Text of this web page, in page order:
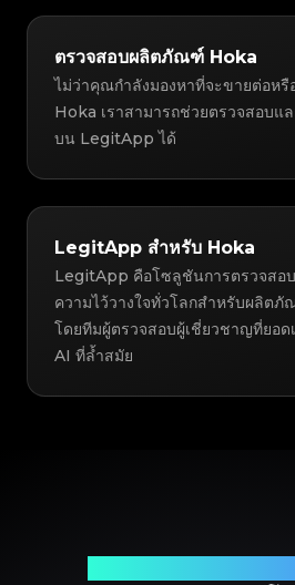
ตรวจสอบผลิตภัณฑ์ Hoka
ไม่ว่าคุณกำลังมองหาที่จะขายต่อห
Hoka เราสามารถช่วยตรวจสอบแ
บน LegitApp ได้
LegitApp สำหรับ Hoka
LegitApp คือโซลูชันการตรวจสอบ
ความไว้วางใจทั่วโลกสำหรับผลิต
โดยทีมผู้ตรวจสอบผู้เชี่ยวชาญที่ยอด
AI ที่ล้ำสมัย